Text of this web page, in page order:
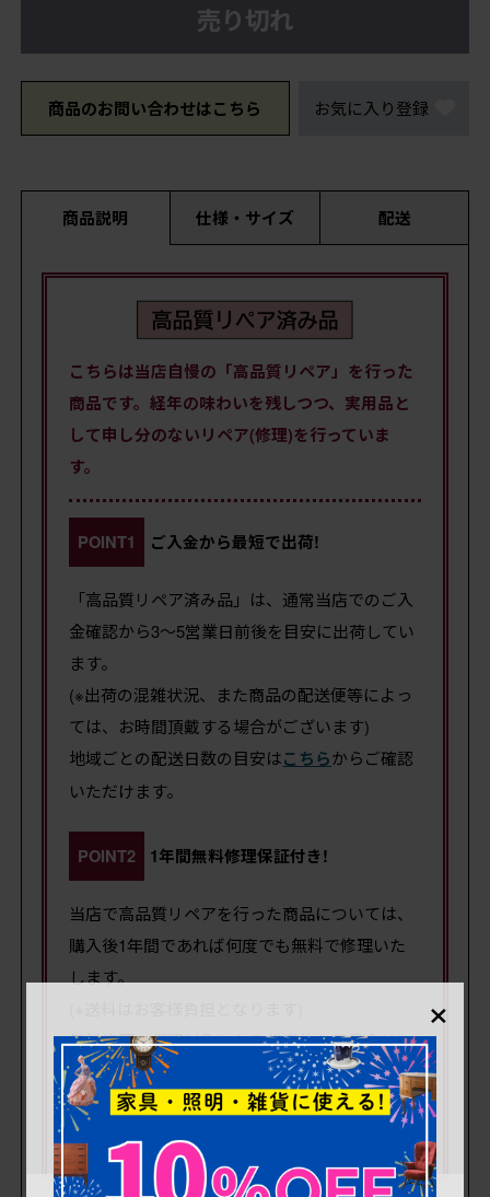
売り切れ
商品のお問い合わせはこちら お気に入り登録
商品説明 仕様・サイズ 配送
こちらは当店自慢の「高品質リペア」を行った
商品です。経年の味わいを残しつつ、実用品と
して申し分のないリペア(修理)を行っていま
す。
POINT1 ご入金から最短で出荷!
「高品質リペア済み品」は、通常当店でのご入
金確認から3～5営業日前後を目安に出荷してい
ます。
(※出荷の混雑状況、また商品の配送便等によっ
ては、お時間頂戴する場合がございます)
地域ごとの配送日数の目安はこちらからご確認
いただけます。
POINT2 1年間無料修理保証付き!
当店で高品質リペアを行った商品については、
購入後1年間であれば何度でも無料で修理いた
します。
無料修理の保証対象となる代表的な不具合は、
木部の緩みによるガタつき・ぐらつき、木部の
ひび割れ、扉・引き出しの開閉不良などです。
詳細は
こちらでご確認ください。
×